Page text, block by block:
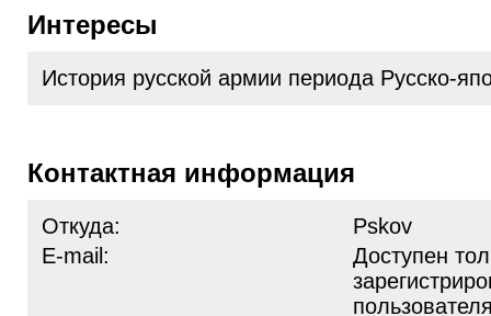
Интересы
История русской армии периода Русско-
Контактная информация
Откуда:
Pskov
E-mail:
Доступен